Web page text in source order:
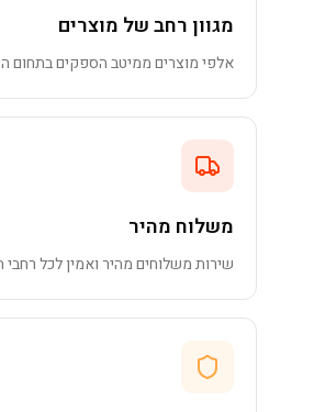
מגוון רחב של מוצרים
אלפי מוצרים ממיטב הספקים בתחום
משלוח מהיר
שירות משלוחים מהיר ואמין לכל